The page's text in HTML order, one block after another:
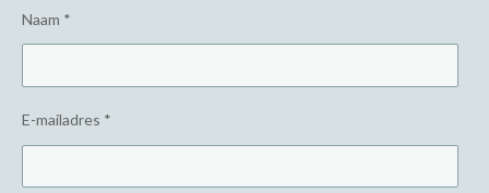
Naam *
E-mailadres *